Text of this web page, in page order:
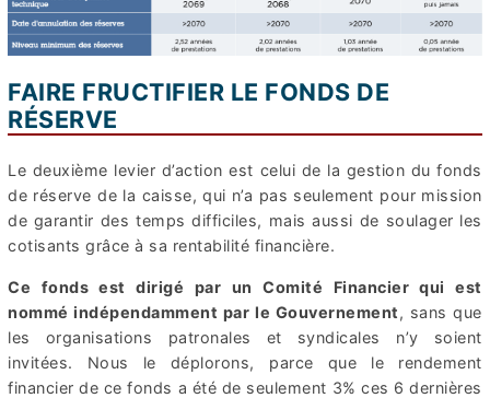
FAIRE FRUCTIFIER LE FONDS DE
RÉSERVE
Le deuxième levier d’action est celui de la gestion du fonds
de réserve de la caisse, qui n’a pas seulement pour mission
de garantir des temps difficiles, mais aussi de soulager les
cotisants grâce à sa rentabilité financière.
Ce fonds est dirigé par un Comité Financier qui est
nommé indépendamment par le Gouvernement, sans que
les organisations patronales et syndicales n’y soient
invitées. Nous le déplorons, parce que le rendement
financier de ce fonds a été de seulement 3% ces 6 dernières